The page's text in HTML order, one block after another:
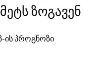
ზოგავენ
ის პროგნოზი